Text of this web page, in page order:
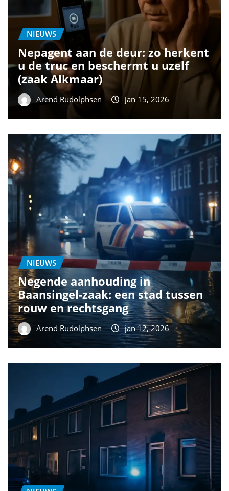
NIEUWS
Nepagent aan de deur: zo herkent
u de truc en beschermt u uzelf
(zaak Alkmaar)
Arend Rudolphsen jan 15, 2026
NIEUWS
Negende aanhouding in
Baansingel-zaak: een stad tussen
rouw en rechtsgang
Arend Rudolphsen jan 12, 2026